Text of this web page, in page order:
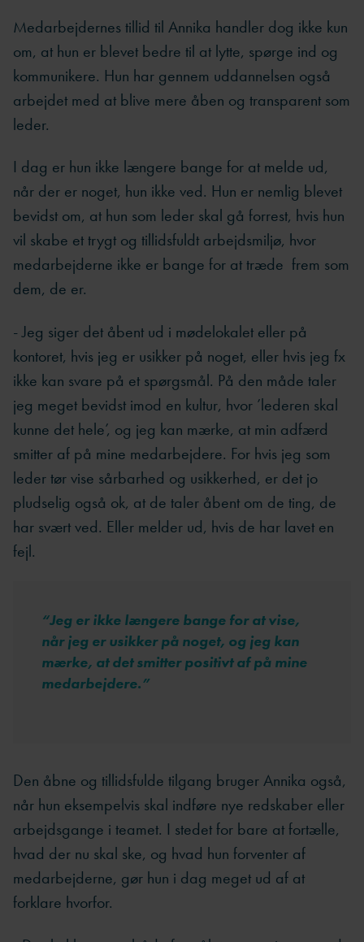
Medarbejdernes tillid til Annika handler dog ikke kun
om, at hun er blevet bedre til at lytte, spørge ind og
kommunikere. Hun har gennem uddannelsen også
arbejdet med at blive mere åben og transparent som
leder.
I dag er hun ikke længere bange for at melde ud,
når der er noget, hun ikke ved. Hun er nemlig blevet
bevidst om, at hun som leder skal gå forrest, hvis hun
vil skabe et trygt og tillidsfuldt arbejdsmiljø, hvor
medarbejderne ikke er bange for at træde frem som
dem, de er.
- Jeg siger det åbent ud i mødelokalet eller på
kontoret, hvis jeg er usikker på noget, eller hvis jeg fx
ikke kan svare på et spørgsmål. På den måde taler
jeg meget bevidst imod en kultur, hvor ’lederen skal
kunne det hele’, og jeg kan mærke, at min adfærd
smitter af på mine medarbejdere. For hvis jeg som
leder tør vise sårbarhed og usikkerhed, er det jo
pludselig også ok, at de taler åbent om de ting, de
har svært ved. Eller melder ud, hvis de har lavet en
fejl.
“Jeg er ikke længere bange for at vise,
når jeg er usikker på noget, og jeg kan
mærke, at det smitter positivt af på mine
medarbejdere.”
Den åbne og tillidsfulde tilgang bruger Annika også,
når hun eksempelvis skal indføre nye redskaber eller
arbejdsgange i teamet. I stedet for bare at fortælle,
hvad der nu skal ske, og hvad hun forventer af
medarbejderne, gør hun i dag meget ud af at
forklare hvorfor.